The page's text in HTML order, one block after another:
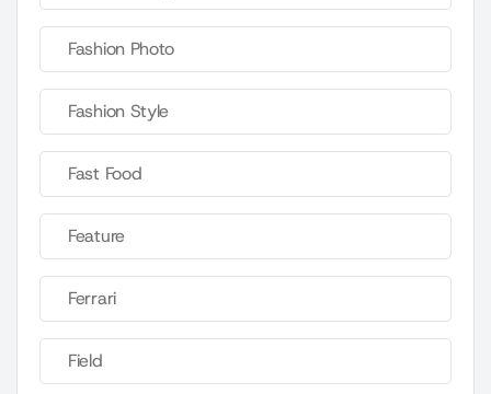
Fashion Photo
Fashion Style
Fast Food
Feature
Ferrari
Field